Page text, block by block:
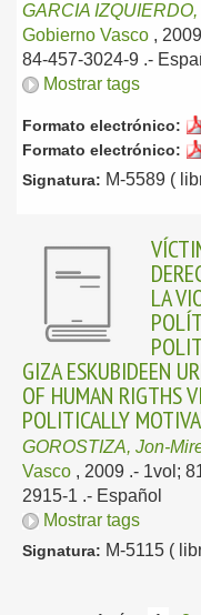
GARCIA
Gobierno Vasco , 2009
84-457-3024-9 .-
Mostrar tags
Formato electrónico:
Formato electrónico:
Signatura: M-5589 (
LA
GIZA ESKUBIDEEN
OF HUMAN RIGTHS
POLITICALLY
GOROSTIZA, Jon-
Vasco , 2009 .- 1vol;
2915-1 .- Español
Mostrar tags
Signatura: M-5115 (